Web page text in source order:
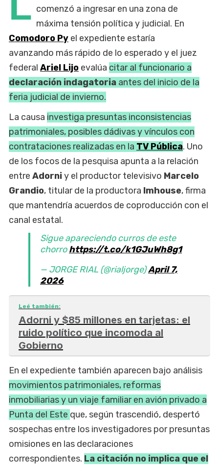
comenzó a ingresar en una zona de
máxima tensión política y judicial. En
Comodoro Py el expediente estaría
avanzando más rápido de lo esperado y el juez
federal Ariel Lijo evalúa citar al funcionario a
declaración indagatoria antes del inicio de la
feria judicial de invierno.
La causa investiga presuntas inconsistencias
patrimoniales, posibles dádivas y vínculos con
contrataciones realizadas en la TV Pública. Uno
de los focos de la pesquisa apunta a la relación
entre Adorniy el productor televisivo Marcelo
Grandio, titular de la productora Imhouse, firma
que mantendría acuerdos de coproducción con el
canal estatal.
Sigue apareciendo curros de este
chorrohttps://t.co/k1GJuWh8g1
— JORGE RIAL (@rialjorge)April 7,
2026
Leé también:
Adorni y $85 millones en tarjetas: el
ruido político que incomoda al
Gobierno
En el expediente también aparecen bajo análisis
movimientos patrimoniales, reformas
inmobiliarias y un viaje familiar en avión privado a
Punta del Este que, según trascendió, despertó
sospechas entre los investigadores por presuntas
omisiones en las declaraciones
correspondientes. La citación no implica que el